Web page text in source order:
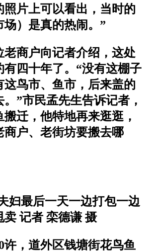
照片上可以看出，当时的
场）是真的热闹。”
老商户向记者介绍，这处
有四十年了。“没有这棚子
这鸟市、鱼市，后来盖的
”市民孟先生告诉记者，
迁，他特地再来逛逛，
商户、老街坊要搬去哪
妇最后一天一边打包一边
卖 记者 栾德谦 摄
许，道外区钱塘街花鸟鱼